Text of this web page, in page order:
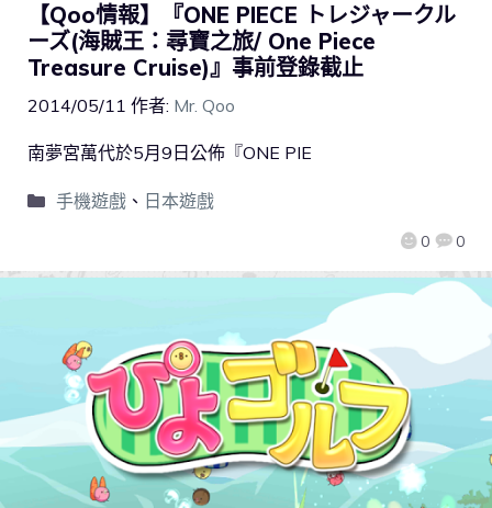
【Qoo情報】『ONE PIECE トレジャークル
ーズ(海賊王：尋寶之旅/ One Piece
Treasure Cruise)』事前登錄截止
2014/05/11 作者: Mr. Qoo
0 0
南夢宮萬代於5月9日公佈『ONE PIE
手機遊戲、 日本遊戲